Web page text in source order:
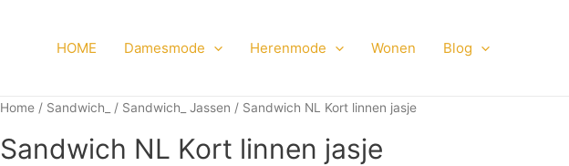
HOME Damesmode Herenmode Wonen Blog
Home / Sandwich_ / Sandwich_ Jassen / Sandwich NL Kort linnen jasje
Sandwich NL Kort linnen jasje